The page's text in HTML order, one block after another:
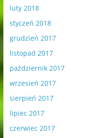
luty 2018
styczeń 2018
grudzień 2017
listopad 2017
październik 2017
wrzesień 2017
sierpień 2017
lipiec 2017
czerwiec 2017